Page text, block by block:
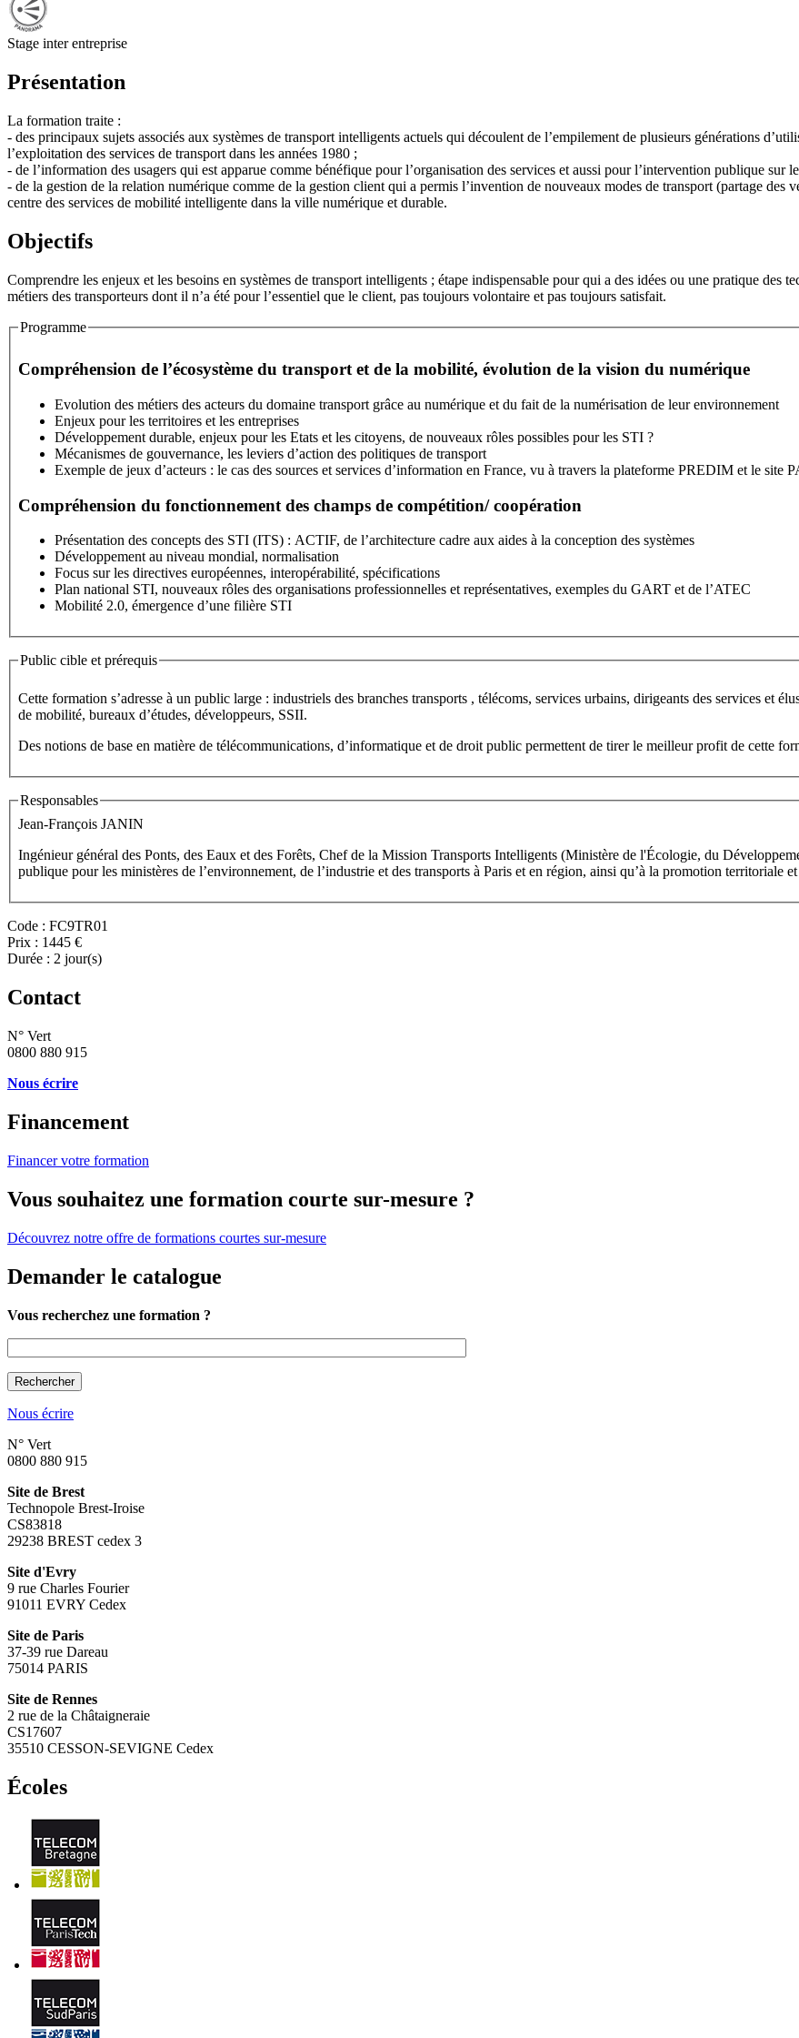
Stage inter entreprise
Présentation
La formation traite :
- des principaux sujets associés aux systèmes de transport intelligents actuels qui découlent de l’empilement de plusieurs générations
l’exploitation des services de transport dans les années 1980 ;
- de l’information des usagers qui est apparue comme bénéfique pour l’organisation des services et aussi pour l’intervention publique sur
- de la gestion de la relation numérique comme de la gestion client qui a permis l’invention de nouveaux modes de transport (partage des
centre des services de mobilité intelligente dans la ville numérique et durable.
Objectifs
Comprendre les enjeux et les besoins en systèmes de transport intelligents ; étape indispensable pour qui a des idées ou une pratique des
métiers des transporteurs dont il n’a été pour l’essentiel que le client, pas toujours volontaire et pas toujours satisfait.
Programme
Compréhension de l’écosystème du transport et de la mobilité, évolution de la vision du numérique
Evolution des métiers des acteurs du domaine transport grâce au numérique et du fait de la numérisation de leur environnement
Enjeux pour les territoires et les entreprises
Développement durable, enjeux pour les Etats et les citoyens, de nouveaux rôles possibles pour les STI ?
Mécanismes de gouvernance, les leviers d’action des politiques de transport
Exemple de jeux d’acteurs : le cas des sources et services d’information en
Compréhension du fonctionnement des champs de compétition/ coopération
Présentation des concepts des STI (ITS) : ACTIF, de l’architecture cadre aux aides à la conception des systèmes
Développement au niveau mondial, normalisation
Focus sur les directives européennes, interopérabilité, spécifications
Plan national STI, nouveaux rôles des organisations professionnelles et représentatives, exemples du GART et de l’ATEC
Mobilité 2.0, émergence d’une filière STI
Public cible et prérequis
Cette formation s’adresse à un public large : industriels des branches transports , télécoms, services urbains, dirigeants des services et élus de collectivités locales, services de
de mobilité, bureaux d’études, développeurs, SSII.
Des notions de base en matière de télécommunications, d’informatique et de droit public permettent de tirer le meilleur profit de cette
Responsables
Jean-François JANIN
Ingénieur général des Ponts, des Eaux et des Forêts, Chef de la Mission Transports Intelligents (Ministère de l'Écologie, du
publique pour les ministères de l’environnement, de l’industrie et des transports à Paris et en région, ainsi qu’à la promotion territoriale
Code : FC9TR01
Prix : 1445 €
Durée : 2 jour(s)
Contact
N° Vert
0800 880 915
Nous écrire
Financement
Financer votre formation
Vous souhaitez une formation courte sur-mesure ?
Découvrez notre offre de formations courtes sur-mesure
Demander le catalogue
Vous recherchez une formation ?
Nous écrire
N° Vert
0800 880 915
Site de Brest
Technopole Brest-Iroise
CS83818
29238 BREST cedex 3
Site d'Evry
9 rue Charles Fourier
91011 EVRY Cedex
Site de Paris
37-39 rue Dareau
75014 PARIS
Site de Rennes
2 rue de la Châtaigneraie
CS17607
35510 CESSON-SEVIGNE Cedex
Écoles